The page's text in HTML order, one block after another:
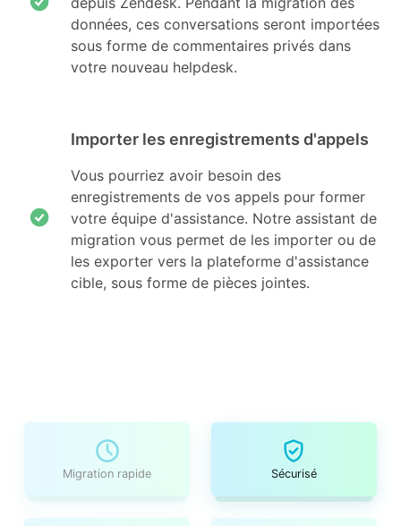
données, ces conversations seront importées
sous forme de commentaires privés dans
votre nouveau helpdesk.
Importer les enregistrements d'appels
Vous pourriez avoir besoin des
enregistrements de vos appels pour former
votre équipe d'assistance. Notre assistant de
migration vous permet de les importer ou de
les exporter vers la plateforme d'assistance
cible, sous forme de pièces jointes.
Migration rapide Sécurisé